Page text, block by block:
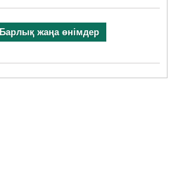
Барлық жаңа өнімдер